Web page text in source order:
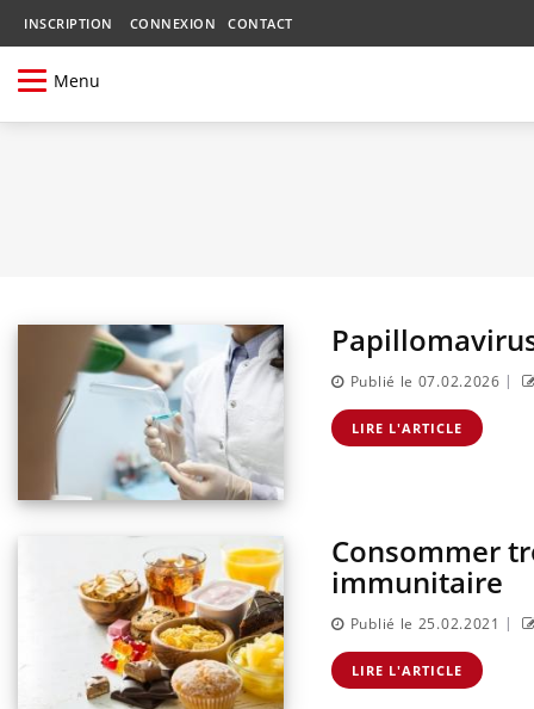
INSCRIPTION CONNEXION CONTACT
Menu
Publié le 07.02.2026 |
LIRE L'ARTICLE
Consommer
immunitaire
Publié le 25.02.2021 |
LIRE L'ARTICLE